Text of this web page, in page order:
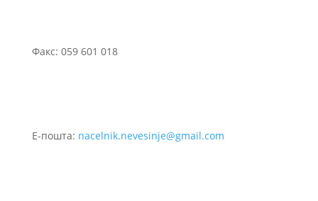
Факс: 059 601 018
Е-пошта: nacelnik.nevesinje@gmail.com